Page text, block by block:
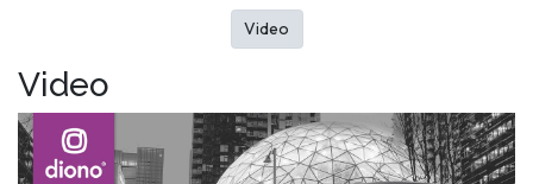
Video
Video